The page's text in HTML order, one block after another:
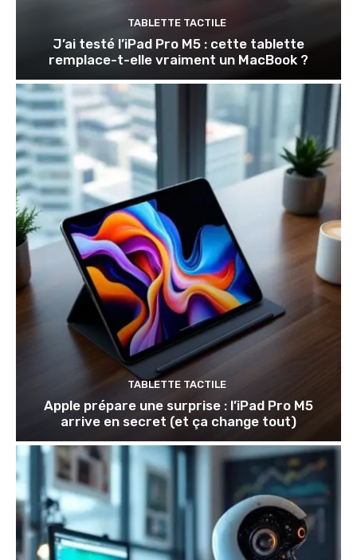
TABLETTE TACTILE
J’ai testé l’iPad Pro M5 : cette tablette
remplace-t-elle vraiment un MacBook ?
TABLETTE TACTILE
Apple prépare une surprise : l’iPad Pro M5
arrive en secret (et ça change tout)